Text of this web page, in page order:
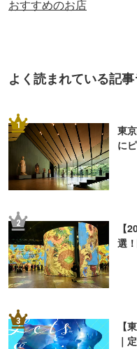
おすすめのお店
よく読まれている記
1
東
に
2
【
選
3
【
｜